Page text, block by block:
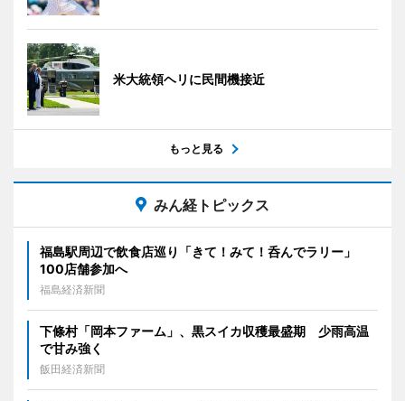
米大統領ヘリに民間機接近
もっと見る
みん経トピックス
福島駅周辺で飲食店巡り「きて！みて！呑んでラリー」
100店舗参加へ
福島経済新聞
下條村「岡本ファーム」、黒スイカ収穫最盛期 少雨高温
で甘み強く
飯田経済新聞